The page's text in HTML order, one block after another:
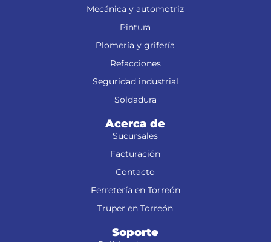
Mecánica y automotriz
Pintura
Plomería y grifería
Refacciones
Seguridad industrial
Soldadura
Acerca de
Sucursales
Facturación
Contacto
Ferretería en Torreón
Truper en Torreón
Soporte